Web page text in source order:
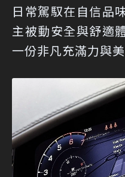
日常駕馭在自信品
主被動安全與舒適
一份非凡充滿力與